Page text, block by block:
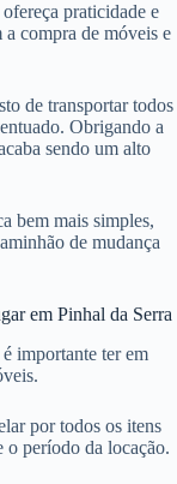
praticidade e
compra de móveis e
de transportar todos
Obrigando a
sendo um alto
bem mais simples,
de mudança
em Pinhal da Serra
importante ter em
por todos os itens
o período da locação.